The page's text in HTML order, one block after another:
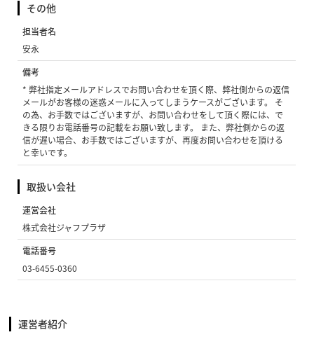
その他
担当者名
安永
備考
* 弊社指定メールアドレスでお問い合わせを頂く際、弊社側からの返信
メールがお客様の迷惑メールに入ってしまうケースがございます。 そ
の為、お手数ではございますが、お問い合わせをして頂く際には、で
きる限りお電話番号の記載をお願い致します。 また、弊社側からの返
信が遅い場合、お手数ではございますが、再度お問い合わせを頂ける
と幸いです。
取扱い会社
運営会社
株式会社ジャフプラザ
電話番号
03-6455-0360
運営者紹介